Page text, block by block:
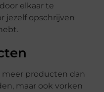
elkaar te
jezelf opschrijven
producten dan
maar ook vorken